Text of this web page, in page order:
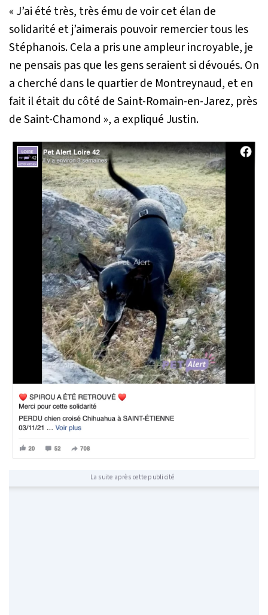
« J’ai été très, très ému de voir cet élan de
solidarité et j’aimerais pouvoir remercier tous les
Stéphanois. Cela a pris une ampleur incroyable, je
ne pensais pas que les gens seraient si dévoués. On
a cherché dans le quartier de Montreynaud, et en
fait il était du côté de Saint-Romain-en-Jarez, près
de Saint-Chamond », a expliqué Justin.
La suite après cette publicité